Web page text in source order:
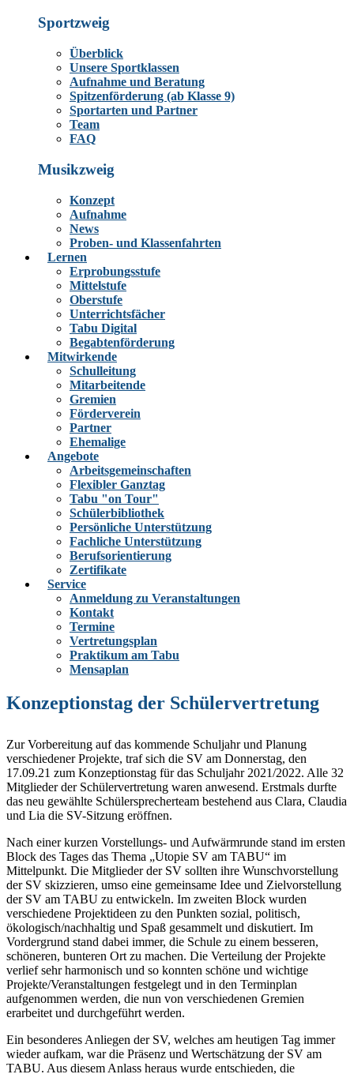
Sportzweig
Überblick
Unsere Sportklassen
Aufnahme und Beratung
Spitzenförderung (ab Klasse 9)
Sportarten und Partner
Team
FAQ
Musikzweig
Konzept
Aufnahme
News
Proben- und Klassenfahrten
Lernen
Erprobungsstufe
Mittelstufe
Oberstufe
Unterrichtsfächer
Tabu Digital
Begabtenförderung
Mitwirkende
Schulleitung
Mitarbeitende
Gremien
Förderverein
Partner
Ehemalige
Angebote
Arbeitsgemeinschaften
Flexibler Ganztag
Tabu "on Tour"
Schülerbibliothek
Persönliche Unterstützung
Fachliche Unterstützung
Berufsorientierung
Zertifikate
Service
Anmeldung zu Veranstaltungen
Kontakt
Termine
Vertretungsplan
Praktikum am Tabu
Mensaplan
Konzeptionstag der Schülervertretung
Zur Vorbereitung auf das kommende Schuljahr und Planung
verschiedener Projekte, traf sich die SV am Donnerstag, den
17.09.21 zum Konzeptionstag für das Schuljahr 2021/2022. Alle 32
Mitglieder der Schülervertretung waren anwesend. Erstmals durfte
das neu gewählte Schülersprecherteam bestehend aus Clara, Claudia
und Lia die SV-Sitzung eröffnen.
Nach einer kurzen Vorstellungs- und Aufwärmrunde stand im ersten
Block des Tages das Thema „Utopie SV am TABU“ im
Mittelpunkt. Die Mitglieder der SV sollten ihre Wunschvorstellung
der SV skizzieren, umso eine gemeinsame Idee und Zielvorstellung
der SV am TABU zu entwickeln. Im zweiten Block wurden
verschiedene Projektideen zu den Punkten sozial, politisch,
ökologisch/nachhaltig und Spaß gesammelt und diskutiert. Im
Vordergrund stand dabei immer, die Schule zu einem besseren,
schöneren, bunteren Ort zu machen. Die Verteilung der Projekte
verlief sehr harmonisch und so konnten schöne und wichtige
Projekte/Veranstaltungen festgelegt und in den Terminplan
aufgenommen werden, die nun von verschiedenen Gremien
erarbeitet und durchgeführt werden.
Ein besonderes Anliegen der SV, welches am heutigen Tag immer
wieder aufkam, war die Präsenz und Wertschätzung der SV am
TABU. Aus diesem Anlass heraus wurde entschieden, die